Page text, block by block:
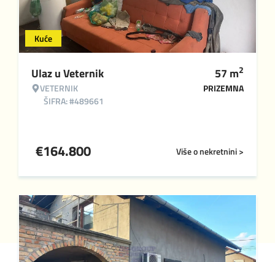
Kuće
Ulaz u Veternik
VETERNIK
ŠIFRA: #489661
57 m2
PRIZEMNA
Više o nekretnini >
€164.800